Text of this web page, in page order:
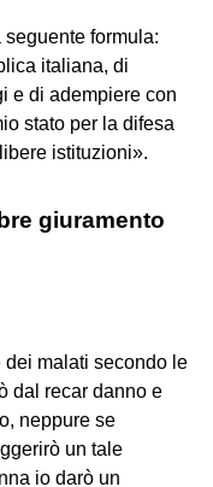
seguente formula:
italiana, di
e di adempiere con
stato per la difesa
istituzioni».
giuramento
dei malati secondo le
dal recar danno e
neppure se
un tale
io darò un